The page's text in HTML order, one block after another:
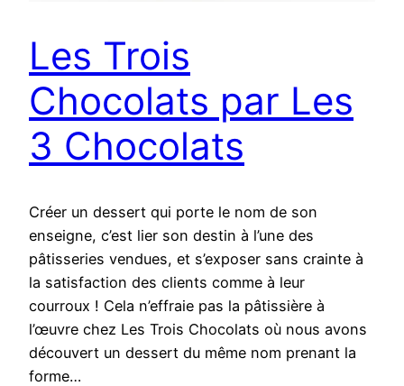
Les Trois
Chocolats par Les
3 Chocolats
Créer un dessert qui porte le nom de son
enseigne, c’est lier son destin à l’une des
pâtisseries vendues, et s’exposer sans crainte à
la satisfaction des clients comme à leur
courroux ! Cela n’effraie pas la pâtissière à
l’œuvre chez Les Trois Chocolats où nous avons
découvert un dessert du même nom prenant la
forme…